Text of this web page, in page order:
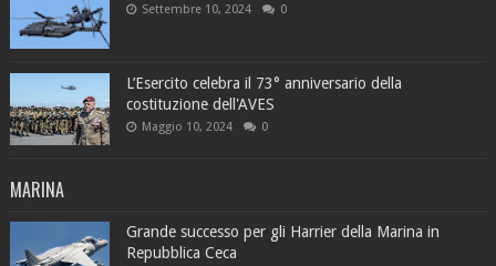
Settembre 10, 2024 0
L’Esercito celebra il 73° anniversario della
costituzione dell'AVES
Maggio 10, 2024 0
MARINA
Grande successo per gli Harrier della Marina in
Repubblica Ceca